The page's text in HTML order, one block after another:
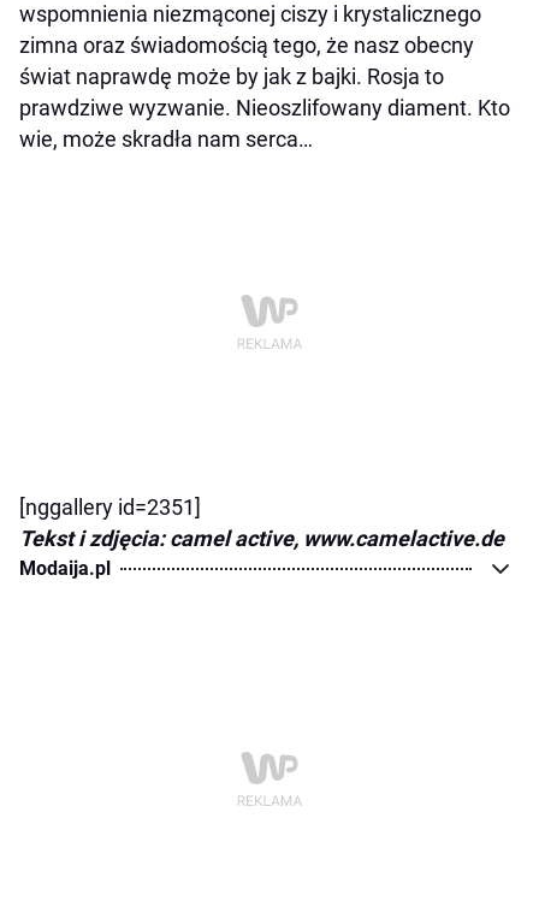
wspomnienia niezmąconej ciszy i krystalicznego
zimna oraz świadomością tego, że nasz obecny
świat naprawdę może by jak z bajki. Rosja to
prawdziwe wyzwanie. Nieoszlifowany diament. Kto
wie, może skradła nam serca…
[nggallery id=2351]
Tekst i zdjęcia: camel active, www.camelactive.de
Modaija.pl